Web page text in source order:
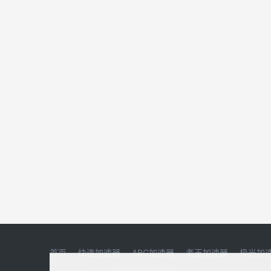
首页 快连加速器 ABC加速器 老王加速器 极光加